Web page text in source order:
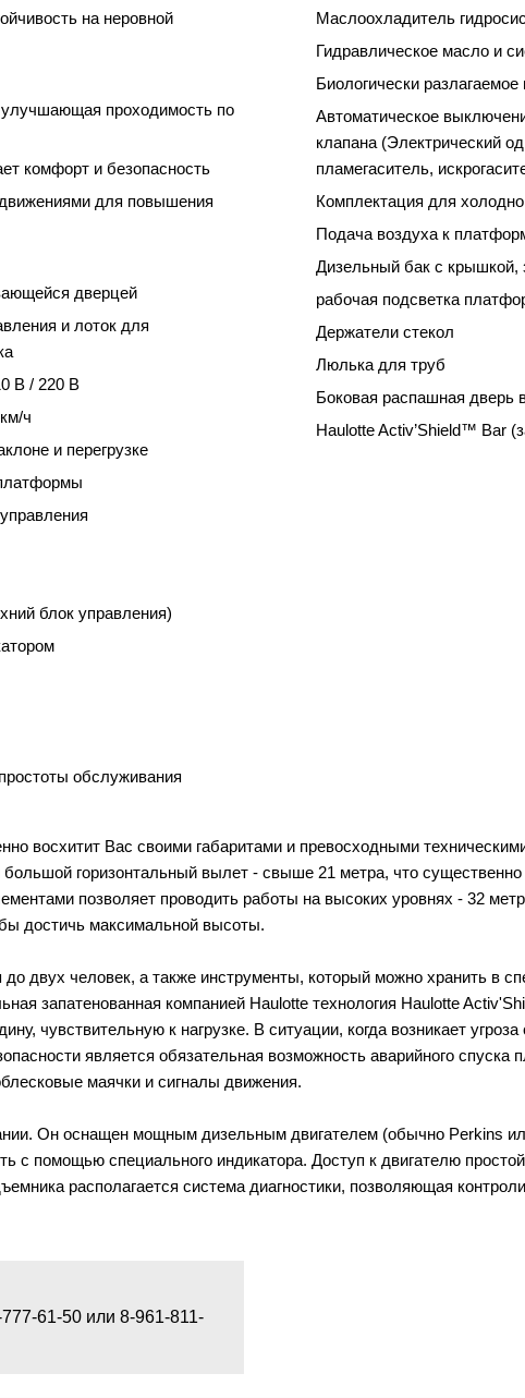
на неровной
проходимость по
комфорт и безопасность
для повышения
дверцей
и лоток для
В / 220 В
ч
и перегрузке
блок управления)
обслуживания
Маслоохладитель
Гидравлическое масло и
Биологически
Автоматическое
клапана (Электрический
пламегаситель,
Комплектация для
Подача воздуха к
Дизельный бак с
рабочая подсветка
Держатели стекол
Люлька для труб
Боковая распашная дверь
Haulotte Activ’Shield™ Bar
восхитит Вас своими габаритами и превосходными
горизонтальный вылет - свыше 21 метра, что
позволяет проводить работы на высоких уровнях - 32
достичь максимальной высоты.
двух человек, а также инструменты, который можно хранить в
запатенованная компанией Haulotte технология Haulotte
чувствительную к нагрузке. В ситуации, когда возникает
является обязательная возможность аварийного
маячки и сигналы движения.
Он оснащен мощным дизельным двигателем (обычно Perkins
с помощью специального индикатора. Доступ к двигателю
располагается система диагностики, позволяющая
61-50 или 8-961-811-